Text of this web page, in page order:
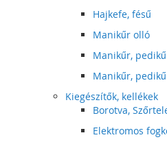
Hajkefe, fésű
Manikűr olló
Manikűr,
Manikűr,
Kiegészítők, kellékek
Borotva,
Elektromos